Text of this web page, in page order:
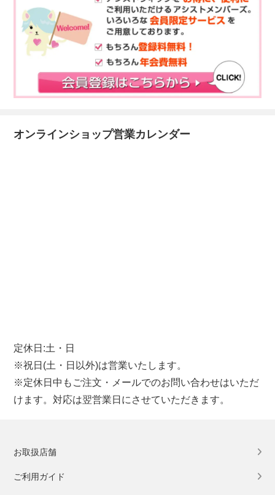
オンラインショップ営業カレンダー
定休日:土・日
※祝日(土・日以外)は営業いたします。
※定休日中もご注文・メールでのお問い合わせはいただ
けます。対応は翌営業日にさせていただきます。
お取扱店舗
ご利用ガイド